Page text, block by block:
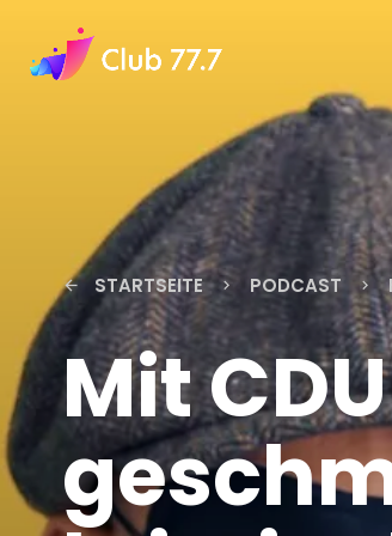
arrow_back STARTSEITE keyboard_arrow_right PODCAST keyboard_arrow_right
Mit